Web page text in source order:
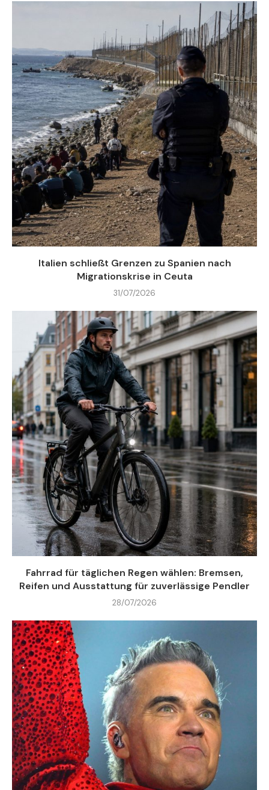
Italien schließt Grenzen zu Spanien nach
Migrationskrise in Ceuta
31/07/2026
Fahrrad für täglichen Regen wählen: Bremsen,
Reifen und Ausstattung für zuverlässige Pendler
28/07/2026